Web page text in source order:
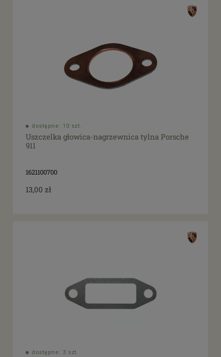
dostępne: 10 szt.
Uszczelka głowica-nagrzewnica tylna Porsche
911
1621100700
13,00 zł
dostępne: 3 szt.